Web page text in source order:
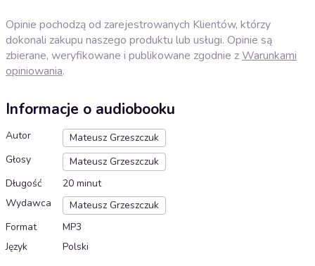
Opinie pochodzą od zarejestrowanych Klientów, którzy
dokonali zakupu naszego produktu lub usługi. Opinie są
zbierane, weryfikowane i publikowane zgodnie zWarunkami
opiniowania.
Informacje o audiobooku
Autor
Mateusz Grzeszczuk
Głosy
Mateusz Grzeszczuk
Długość
20 minut
Wydawca
Mateusz Grzeszczuk
Format
MP3
Język
Polski